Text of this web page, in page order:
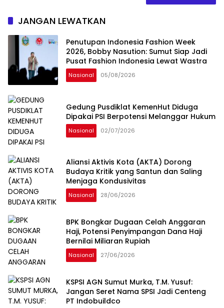
JANGAN LEWATKAN
Penutupan Indonesia Fashion Week
2026, Bobby Nasution: Sumut Siap Jadi
Pusat Fashion Indonesia Lewat Wastra
Nasional 05/08/2026
Gedung Pusdiklat KemenHut Diduga
Dipakai PSI Berpotensi Melanggar Hukum
Nasional 02/07/2026
Aliansi Aktivis Kota (AKTA) Dorong
Budaya Kritik yang Santun dan Saling
Menjaga Kondusivitas
Nasional 28/06/2026
BPK Bongkar Dugaan Celah Anggaran
Haji, Potensi Penyimpangan Dana Haji
Bernilai Miliaran Rupiah
Nasional 27/06/2026
KSPSI AGN Sumut Murka, T.M. Yusuf:
Jangan Seret Nama SPSI Jadi Centeng
PT Indobuildco